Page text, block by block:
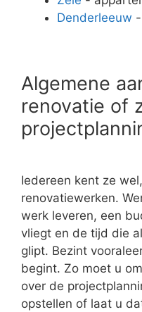
Denderleeuw
Algemene
renovatie of
Iedereen kent ze
renovatiewerken.
werk leveren, een
vliegt en de tijd die
glipt. Bezint
begint. Zo moet u
over de
opstellen of laat u